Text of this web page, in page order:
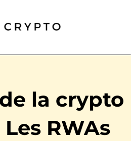
la crypto
RWAs